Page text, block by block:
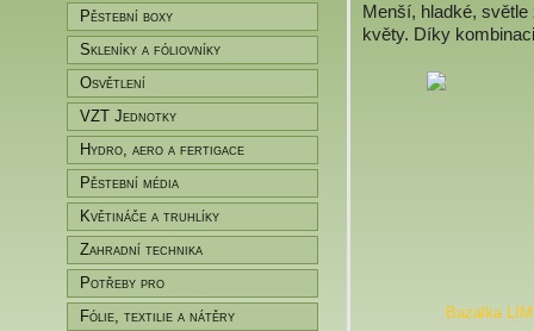
Pěstební boxy
Skleníky a fóliovníky
Osvětlení
VZT Jednotky
Hydro, aero a fertigace
Pěstební média
Květináče a truhlíky
Zahradní technika
Potřeby pro
zahradníky/pěstitele
Fólie, textilie a nátěry
Menší, hladké, světle
květy. Díky